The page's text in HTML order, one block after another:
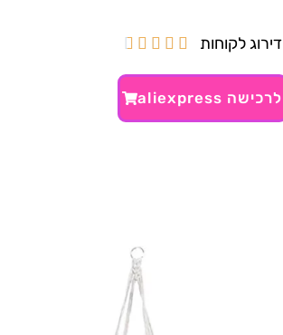
דירוג לקוחות 




לרכישה aliexpress